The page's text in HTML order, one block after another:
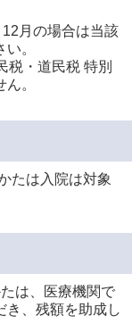
月の場合は当該
。
・道民税 特別
。
たは入院は対象
は、医療機関で
き、残額を助成し